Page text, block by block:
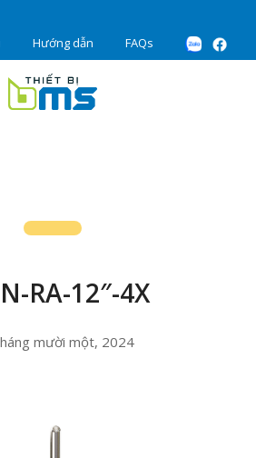
Hướng dẫn FAQs
RA-12″-4X
mười một, 2024